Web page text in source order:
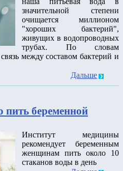
значительной степени
очищается миллионом
"хороших бактерий",
живущих в водопроводных
трубах. По словам
между составом бактерий и
Дальше
беременной
Институт медицины
рекомендует беременным
женщинам пить около 10
стаканов воды в день